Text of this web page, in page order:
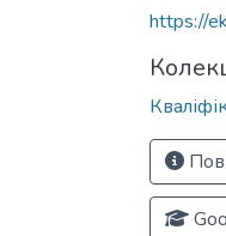
https://